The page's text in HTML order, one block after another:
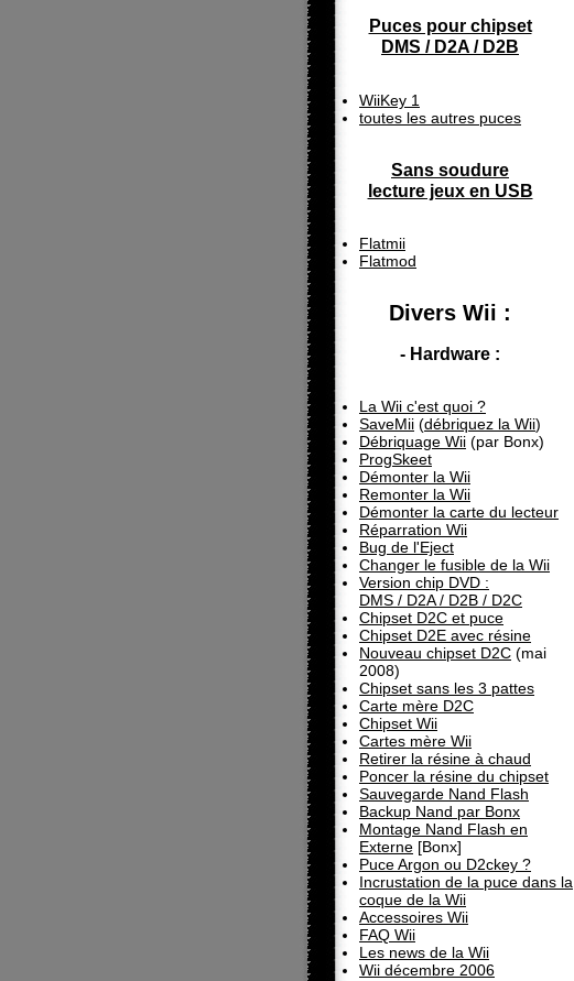
Puces pour chipset
DMS / D2A / D2B
WiiKey 1
toutes les autres puces
Sans soudure
lecture jeux en USB
Flatmii
Flatmod
Divers Wii :
- Hardware :
La Wii c'est quoi ?
SaveMii (débriquez la Wii)
Débriquage Wii (par Bonx)
ProgSkeet
Démonter la Wii
Remonter la Wii
Démonter la carte du lecteur
Réparration Wii
Bug de l'Eject
Changer le fusible de la Wii
Version chip DVD :
DMS / D2A / D2B / D2C
Chipset D2C et puce
Chipset D2E avec résine
Nouveau chipset D2C (mai
2008)
Chipset sans les 3 pattes
Carte mère D2C
Chipset Wii
Cartes mère Wii
Retirer la résine à chaud
Poncer la résine du chipset
Sauvegarde Nand Flash
Backup Nand par Bonx
Montage Nand Flash en
Externe [Bonx]
Puce Argon ou D2ckey ?
Incrustation de la puce dans la
coque de la Wii
Accessoires Wii
FAQ Wii
Les news de la Wii
Wii décembre 2006